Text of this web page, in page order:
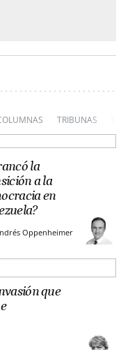
TRIBUNAS
la
a la
en
Oppenheimer
que